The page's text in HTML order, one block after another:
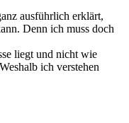
ausführlich erklärt,
Denn ich muss doch
liegt und nicht wie
ich verstehen